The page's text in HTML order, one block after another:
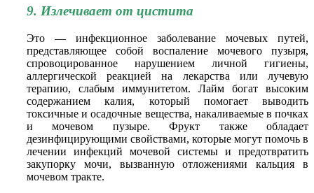
9. Излечивает от цистита
Это — инфекционное заболевание мочевых путей,
представляющее собой воспаление мочевого пузыря,
спровоцированное нарушением личной гигиены,
аллергической реакцией на лекарства или лучевую
терапию, слабым иммунитетом. Лайм богат высоким
содержанием калия, который помогает выводить
токсичные и осадочные вещества, накаливаемые в почках
и мочевом пузыре. Фрукт также обладает
дезинфицирующими свойствами, которые могут помочь в
лечении инфекций мочевой системы и предотвратить
закупорку мочи, вызванную отложениями кальция в
мочевом тракте.